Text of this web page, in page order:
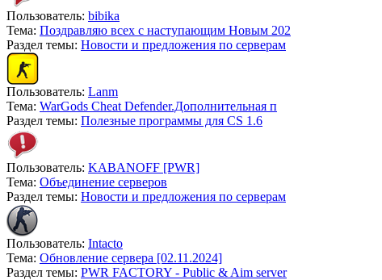
Пользователь: bibika
Тема: Поздравляю всех с наступающим Новым 202
Раздел темы: Новости и предложения по серверам
Пользователь: Lanm
Тема: WarGods Cheat Defender.Дополнительная п
Раздел темы: Полезные программы для CS 1.6
Пользователь: KABANOFF [PWR]
Тема: Объединение серверов
Раздел темы: Новости и предложения по серверам
Пользователь: Intacto
Тема: Обновление сервера [02.11.2024]
Раздел темы: PWR FACTORY - Public & Aim server